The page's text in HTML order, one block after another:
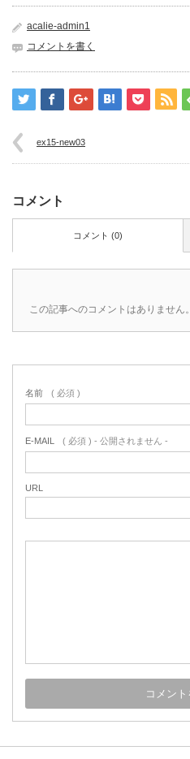
acalie-admin1
コメントを書く
ex15-new03
コメント
コメント (0)
この記事へのコメントはありません。
名前 ( 必須 )
E-MAIL ( 必須 ) - 公開されません -
URL